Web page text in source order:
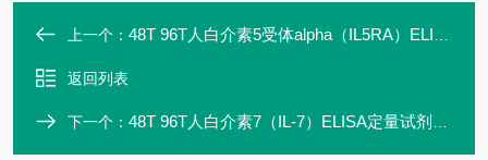
上一个： 48T 96T人白介素5受体alpha（IL5RA）ELISA定量试剂盒ZK-00640
返回列表
下一个： 48T 96T人白介素7（IL-7）ELISA定量试剂盒专业研发